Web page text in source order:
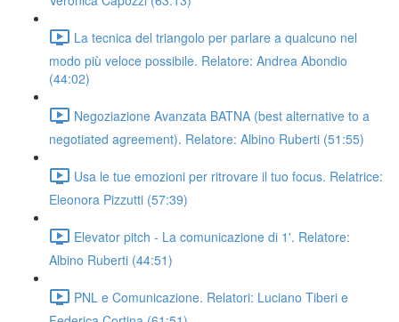
La tecnica del triangolo per parlare a qualcuno nel
modo più veloce possibile. Relatore: Andrea Abondio
(44:02)
Negoziazione Avanzata BATNA (best alternative to a
negotiated agreement). Relatore: Albino Ruberti (51:55)
Usa le tue emozioni per ritrovare il tuo focus. Relatrice:
Eleonora Pizzutti (57:39)
Elevator pitch - La comunicazione di 1'. Relatore:
Albino Ruberti (44:51)
PNL e Comunicazione. Relatori: Luciano Tiberi e